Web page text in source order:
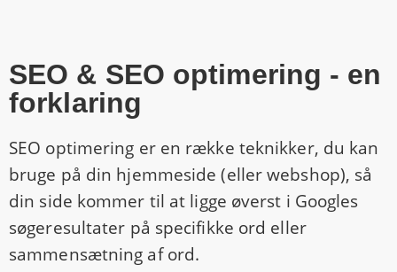
SEO & SEO optimering - en
forklaring
SEO optimering er en række teknikker, du kan
bruge på din hjemmeside (eller webshop), så
din side kommer til at ligge øverst i Googles
søgeresultater på specifikke ord eller
sammensætning af ord.